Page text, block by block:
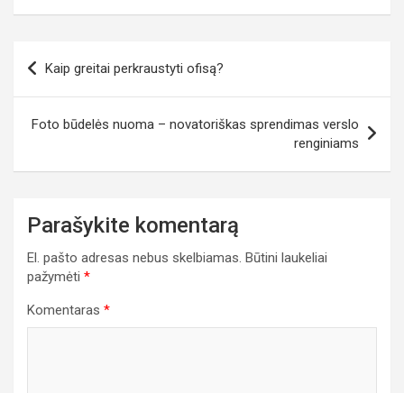
Navigacija
tarp
įrašų
Kaip greitai perkraustyti ofisą?
Foto būdelės nuoma – novatoriškas sprendimas verslo
renginiams
Parašykite komentarą
El. pašto adresas nebus skelbiamas. Būtini laukeliai
pažymėti *
Komentaras *